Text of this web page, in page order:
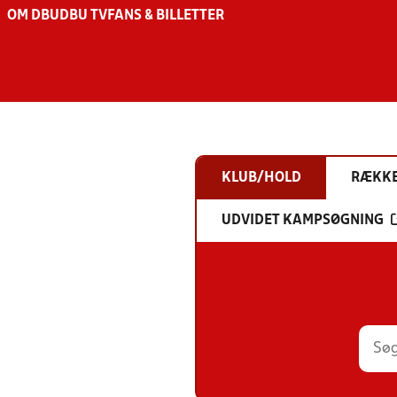
OM DBU DBU TV FANS & BILLETTER
KLUB/HOLD
UDVIDET KAMPSØGNING